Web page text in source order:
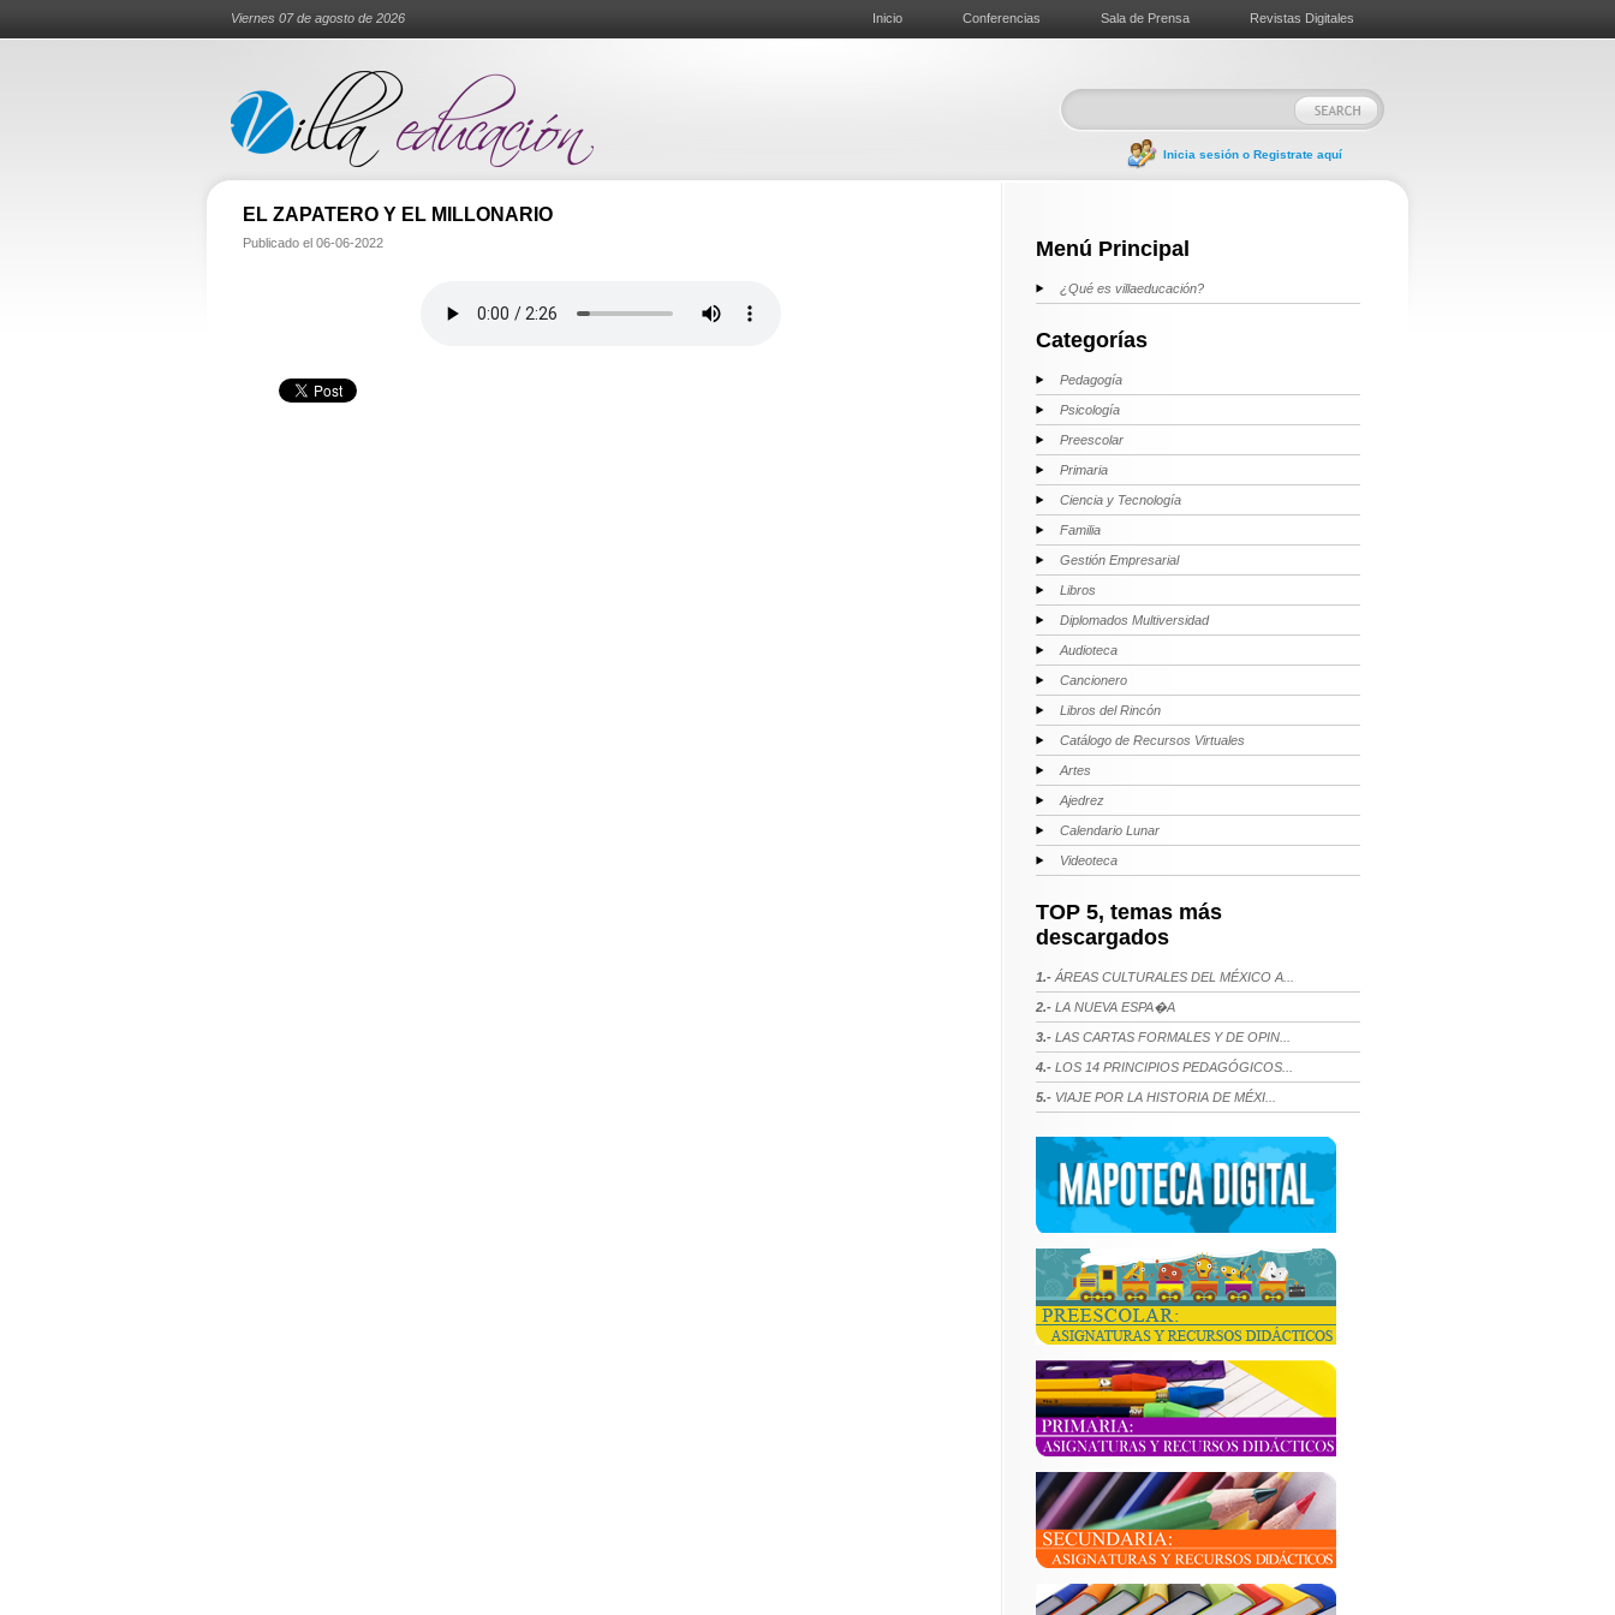
Viernes 07 de agosto de 2026 Inicio Conferencias Sala de Prensa Revistas Digitales
Inicia sesión o Registrate aquí
EL ZAPATERO Y EL MILLONARIO
Publicado el 06-06-2022 Menú Principal
¿Qué es villaeducación?
Categorías
Pedagogía
Psicología
Preescolar
Primaria
Ciencia y Tecnología
Familia
Gestión Empresarial
Libros
Diplomados Multiversidad
Audioteca
Cancionero
Libros del Rincón
Catálogo de Recursos Virtuales
Artes
Ajedrez
Calendario Lunar
Videoteca
TOP 5, temas más
descargados
1.- ÁREAS CULTURALES DEL MÉXICO A...
2.- LA NUEVA ESPA�A
3.- LAS CARTAS FORMALES Y DE OPIN...
4.- LOS 14 PRINCIPIOS PEDAGÓGICOS...
5.- VIAJE POR LA HISTORIA DE MÉXI...